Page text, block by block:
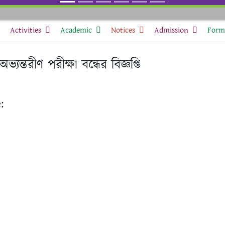
Activities Academic Notices Admission
পরীক্ষা বন্ধের বিজ্ঞপ্তি